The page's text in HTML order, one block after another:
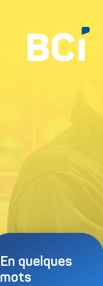
En quelques
motsEmail*